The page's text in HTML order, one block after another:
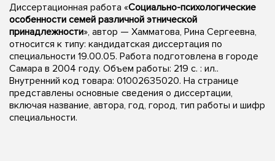
Диссертационная работа «Социально-психологические
особенности семей различной этнической
принадлежности», автор — Хамматова, Рина Сергеевна,
относится к типу: кандидатская диссертация по
специальности 19.00.05. Работа подготовлена в городе
Самара в 2004 году. Объем работы: 219 с. : ил..
Внутренний код товара: 01002635020. На странице
представлены основные сведения о диссертации,
включая название, автора, год, город, тип работы и шифр
специальности.